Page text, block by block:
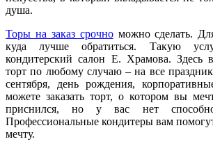
душа.
Торы на заказ срочноможно сделать.
куда лучше обратиться. Такую
кондитерский салон Е. Храмова. Здесь
торт по любому случаю – на все
сентября, день рождения,
можете заказать торт, о котором вы
приснился, но у вас нет
Профессиональные кондитеры вам
мечту.